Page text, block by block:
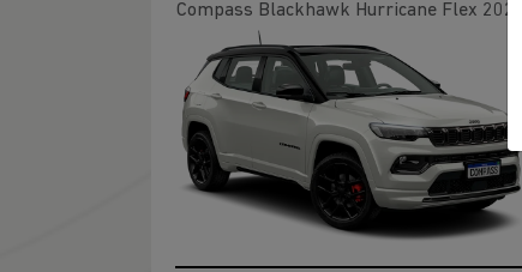
Compass Blackhawk Hurricane Flex 2026